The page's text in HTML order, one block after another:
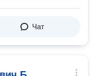
Чат